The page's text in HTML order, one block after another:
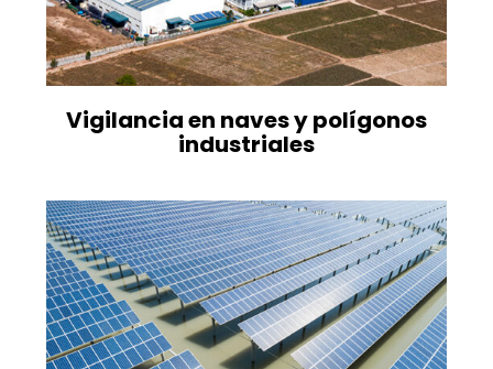
Vigilancia en naves y polígonos
industriales